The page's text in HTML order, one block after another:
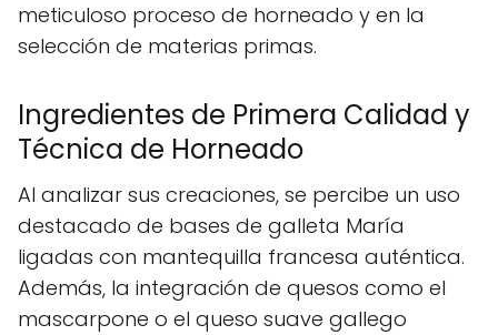
meticuloso proceso de horneado y en la
selección de materias primas.
Ingredientes de Primera Calidad y
Técnica de Horneado
Al analizar sus creaciones, se percibe un uso
destacado de bases de galleta María
ligadas con mantequilla francesa auténtica.
Además, la integración de quesos como el
mascarpone o el queso suave gallego